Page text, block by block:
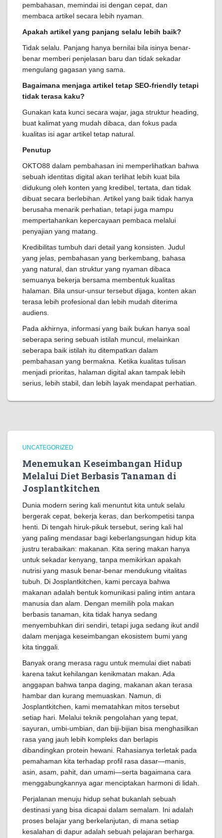
pembahasan, memindai isi dengan cepat, dan
membaca artikel secara lebih nyaman.
Apakah artikel yang panjang selalu lebih baik?
Tidak selalu. Panjang hanya bernilai bila isinya benar-
benar memberi penjelasan baru dan tidak sekadar
mengulang gagasan yang sama.
Bagaimana menjaga artikel tetap SEO-friendly tetapi
tidak terasa kaku?
Gunakan kata kunci secara wajar, jaga struktur heading,
buat kalimat yang mudah dibaca, dan fokus pada
kualitas isi agar artikel tetap natural.
Penutup
OKTO88 dalam pembahasan ini memperlihatkan bahwa
sebuah identitas digital akan terlihat lebih kuat bila
didukung oleh konten yang kredibel, tertata, dan tidak
dibuat secara berlebihan. Artikel yang baik tidak hanya
berusaha menarik perhatian, tetapi juga mampu
mempertahankan kepercayaan pembaca melalui
penyajian yang matang.
Kredibilitas tumbuh dari detail yang konsisten. Judul
yang jelas, pembahasan yang berkembang, bahasa
yang natural, dan struktur yang nyaman dibaca
semuanya bekerja bersama membentuk kualitas
halaman. Bila unsur-unsur tersebut dijaga, konten akan
terasa lebih profesional dan lebih mudah diterima
audiens.
Pada akhirnya, informasi yang baik bukan hanya soal
seberapa sering sebuah istilah muncul, melainkan
seberapa baik istilah itu ditempatkan dalam
pembahasan yang bermakna. Ketika kualitas tulisan
menjadi prioritas, halaman digital akan tampak lebih
serius, lebih stabil, dan lebih layak mendapat perhatian.
UNCATEGORIZED
Menemukan Keseimbangan Hidup
Melalui Diet Berbasis Tanaman di
Josplantkitchen
Dunia modern sering kali menuntut kita untuk selalu
bergerak cepat, bekerja keras, dan berkompetisi tanpa
henti. Di tengah hiruk-pikuk tersebut, sering kali hal
yang paling mendasar bagi keberlangsungan hidup kita
justru terabaikan: makanan. Kita sering makan hanya
untuk sekadar kenyang, tanpa memikirkan apakah
nutrisi yang masuk benar-benar mendukung vitalitas
tubuh. Di Josplantkitchen, kami percaya bahwa
makanan adalah bentuk komunikasi paling intim antara
manusia dan alam. Dengan memilih pola makan
berbasis tanaman, kita tidak hanya sedang
menyembuhkan diri sendiri, tetapi juga sedang ikut andil
dalam menjaga keseimbangan ekosistem bumi yang
kita tinggali.
Banyak orang merasa ragu untuk memulai diet nabati
karena takut kehilangan kenikmatan makan. Ada
anggapan bahwa tanpa daging, makanan akan terasa
hambar dan kurang memuaskan. Namun, di
Josplantkitchen, kami mematahkan mitos tersebut
setiap hari. Melalui teknik pengolahan yang tepat,
sayuran, umbi-umbian, dan biji-bijian bisa menghasilkan
rasa yang jauh lebih kompleks dan berlapis
dibandingkan protein hewani. Rahasianya terletak pada
pemahaman kita terhadap profil rasa dasar—manis,
asin, asam, pahit, dan umami—serta bagaimana cara
menggabungkannya agar menciptakan harmoni di lidah.
Perjalanan menuju hidup sehat bukanlah sebuah
destinasi yang bisa dicapai dalam semalam. Ini adalah
proses belajar yang berkelanjutan, di mana setiap
kesalahan di dapur adalah sebuah pelajaran berharga.